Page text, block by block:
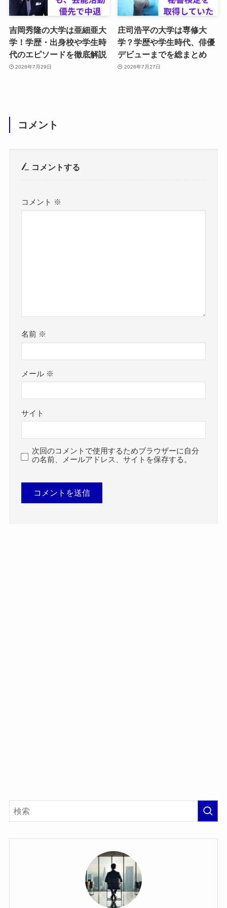
吉岡秀隆の大学は亜細亜大
学！学歴・出身校や学生時
代のエピソードを徹底解説
2026年7月29日
庄司浩平の大学は専修大
学？学歴や学生時代、俳優
デビューまでを総まとめ
2026年7月27日
コメント
コメントする
コメント ※
名前 ※
メール ※
サイト
次回のコメントで使用するためブラウザーに自分
の名前、メールアドレス、サイトを保存する。